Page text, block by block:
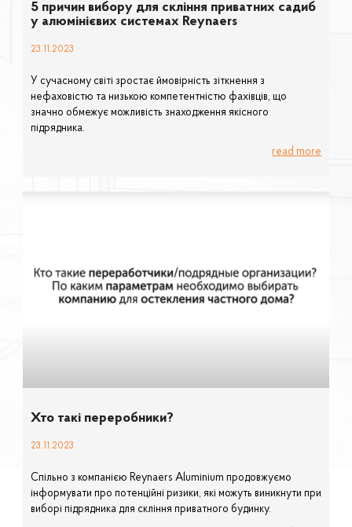
5 причин вибору для скління приватних садиб
у алюмінієвих системах Reynaers
23.11.2023
У сучасному світі зростає ймовірність зіткнення з
нефаховістю та низькою компетентністю фахівців, що
значно обмежує можливість знаходження якісного
підрядника.
read more
Хто такі переробники?
23.11.2023
Спільно з компанією Reynaers Aluminium продовжуємо
інформувати про потенційні ризики, які можуть виникнути при
виборі підрядника для скління приватного будинку.